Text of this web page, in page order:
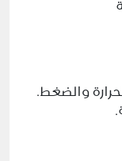
والضغط.